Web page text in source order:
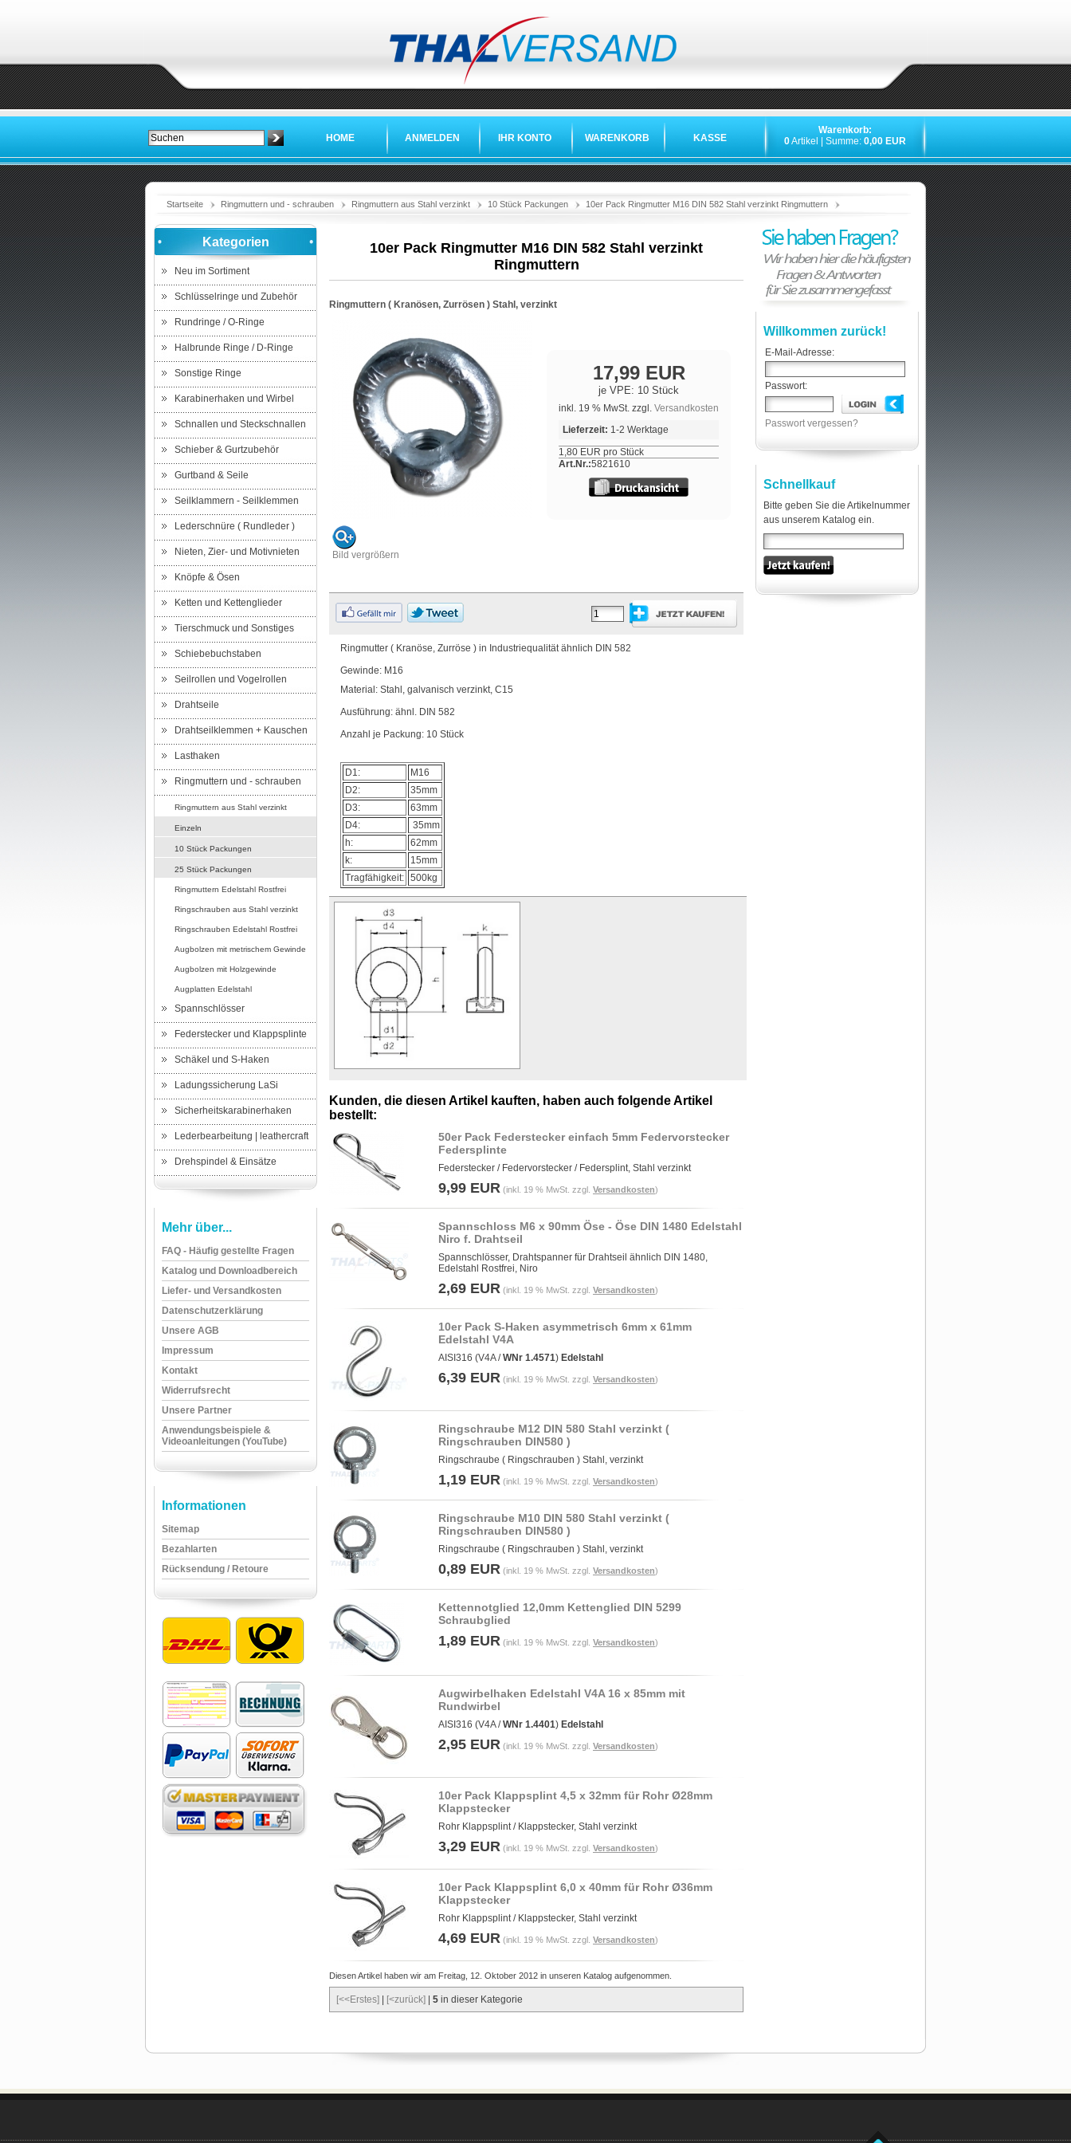
HOME ANMELDEN IHR KONTO WARENKORB KASSE
Warenkorb:
0Artikel | Summe: 0,00 EUR
Startseite Ringmuttern und - schrauben Ringmuttern aus Stahl verzinkt 10 Stück Packungen 10er Pack Ringmutter M16 DIN 582 Stahl verzinkt Ringmuttern
Kategorien
Neu im Sortiment
Schlüsselringe und Zubehör
Rundringe / O-Ringe
Halbrunde Ringe / D-Ringe
Sonstige Ringe
Karabinerhaken und Wirbel
Schnallen und Steckschnallen
Schieber & Gurtzubehör
Gurtband & Seile
Seilklammern - Seilklemmen
Lederschnüre ( Rundleder )
Nieten, Zier- und Motivnieten
Knöpfe & Ösen
Ketten und Kettenglieder
Tierschmuck und Sonstiges
Schiebebuchstaben
Seilrollen und Vogelrollen
Drahtseile
Drahtseilklemmen + Kauschen
Lasthaken
Ringmuttern und - schrauben
Ringmuttern aus Stahl verzinkt
Einzeln
10 Stück Packungen
25 Stück Packungen
Ringmuttern Edelstahl Rostfrei
Ringschrauben aus Stahl verzinkt
Ringschrauben Edelstahl Rostfrei
Augbolzen mit metrischem Gewinde
Augbolzen mit Holzgewinde
Augplatten Edelstahl
Spannschlösser
Federstecker und Klappsplinte
Schäkel und S-Haken
Ladungssicherung LaSi
Sicherheitskarabinerhaken
Lederbearbeitung | leathercraft
Drehspindel & Einsätze
Mehr über...
FAQ - Häufig gestellte Fragen
Katalog und Downloadbereich
Liefer- und Versandkosten
Datenschutzerklärung
Unsere AGB
Impressum
Kontakt
Widerrufsrecht
Unsere Partner
Anwendungsbeispiele &
Videoanleitungen (YouTube)
Informationen
Sitemap
Bezahlarten
Rücksendung / Retoure
10er Pack Ringmutter M16 DIN 582 Stahl verzinkt
Ringmuttern
Ringmuttern ( Kranösen, Zurrösen ) Stahl, verzinkt
Bild vergrößern
17,99 EUR
je VPE: 10 Stück
inkl. 19 % MwSt. zzgl. Versandkosten
Lieferzeit: 1-2 Werktage
1,80 EUR pro Stück
Art.Nr.:5821610
Ringmutter ( Kranöse, Zurröse ) in Industriequalität ähnlich DIN 582
Gewinde: M16
Material: Stahl, galvanisch verzinkt, C15
Ausführung: ähnl. DIN 582
Anzahl je Packung: 10 Stück
D1:
M16
D2:
35mm
D3:
63mm
D4:
35mm
h:
62mm
k:
15mm
Tragfähigkeit: 500kg
Kunden, die diesen Artikel kauften, haben auch folgende Artikel
bestellt:
50er Pack Federstecker einfach 5mm Federvorstecker
Federsplinte
Federstecker / Federvorstecker / Federsplint, Stahl verzinkt
9,99 EUR (inkl. 19 % MwSt. zzgl. Versandkosten)
Spannschloss M6 x 90mm Öse - Öse DIN 1480 Edelstahl
Niro f. Drahtseil
Spannschlösser, Drahtspanner für Drahtseil ähnlich DIN 1480,
Edelstahl Rostfrei, Niro
2,69 EUR (inkl. 19 % MwSt. zzgl. Versandkosten)
10er Pack S-Haken asymmetrisch 6mm x 61mm
Edelstahl V4A
AISI316 (V4A /WNr 1.4571) Edelstahl
6,39 EUR (inkl. 19 % MwSt. zzgl. Versandkosten)
Ringschraube M12 DIN 580 Stahl verzinkt (
Ringschrauben DIN580 )
Ringschraube ( Ringschrauben ) Stahl, verzinkt
1,19 EUR (inkl. 19 % MwSt. zzgl. Versandkosten)
Ringschraube M10 DIN 580 Stahl verzinkt (
Ringschrauben DIN580 )
Ringschraube ( Ringschrauben ) Stahl, verzinkt
0,89 EUR (inkl. 19 % MwSt. zzgl. Versandkosten)
Kettennotglied 12,0mm Kettenglied DIN 5299
Schraubglied
1,89 EUR (inkl. 19 % MwSt. zzgl. Versandkosten)
Augwirbelhaken Edelstahl V4A 16 x 85mm mit
Rundwirbel
AISI316 (V4A /WNr 1.4401) Edelstahl
2,95 EUR (inkl. 19 % MwSt. zzgl. Versandkosten)
10er Pack Klappsplint 4,5 x 32mm für Rohr Ø28mm
Klappstecker
Rohr Klappsplint / Klappstecker, Stahl verzinkt
3,29 EUR (inkl. 19 % MwSt. zzgl. Versandkosten)
10er Pack Klappsplint 6,0 x 40mm für Rohr Ø36mm
Klappstecker
Rohr Klappsplint / Klappstecker, Stahl verzinkt
4,69 EUR (inkl. 19 % MwSt. zzgl. Versandkosten)
Diesen Artikel haben wir am Freitag, 12. Oktober 2012 in unseren Katalog aufgenommen.
[<<Erstes] [<zurück] 5 in dieser Kategorie
Willkommen zurück!
E-Mail-Adresse:
Passwort:
Passwort vergessen?
Schnellkauf
Bitte geben Sie die Artikelnummer
aus unserem Katalog ein.